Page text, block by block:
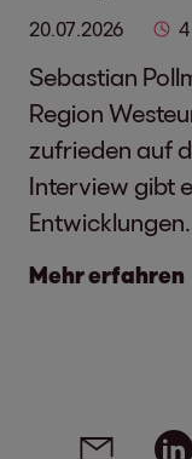
20.07.2026 4
Sebastian
Region
zufrieden auf
Interview gibt
Entwicklungen.
Mehr erfahren
SocialEmail